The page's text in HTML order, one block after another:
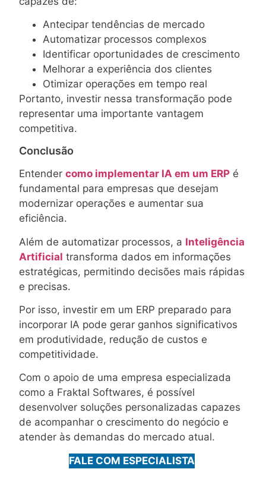
Antecipar tendências de mercado
Automatizar processos complexos
Identificar oportunidades de crescimento
Melhorar a experiência dos clientes
Otimizar operações em tempo real
Portanto, investir nessa transformação pode
representar uma importante vantagem
competitiva.
Conclusão
Entender como implementar IA em um ERP é
fundamental para empresas que desejam
modernizar operações e aumentar sua
eficiência.
Além de automatizar processos, a Inteligência
Artificial transforma dados em informações
estratégicas, permitindo decisões mais rápidas
e precisas.
Por isso, investir em um ERP preparado para
incorporar IA pode gerar ganhos significativos
em produtividade, redução de custos e
competitividade.
Com o apoio de uma empresa especializada
como a Fraktal Softwares, é possível
desenvolver soluções personalizadas capazes
de acompanhar o crescimento do negócio e
atender às demandas do mercado atual.
FALE COM ESPECIALISTA